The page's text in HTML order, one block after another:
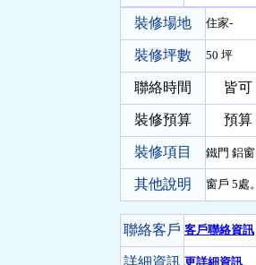
裝修場地 住家-
裝修坪數 50 坪
聯絡時間 皆可
裝修預算 預算
裝修項目 鐵門 鋁
其他說明 窗戶 5處
聯絡客戶 客戶聯絡資訊
詳細資訊 更詳細資訊